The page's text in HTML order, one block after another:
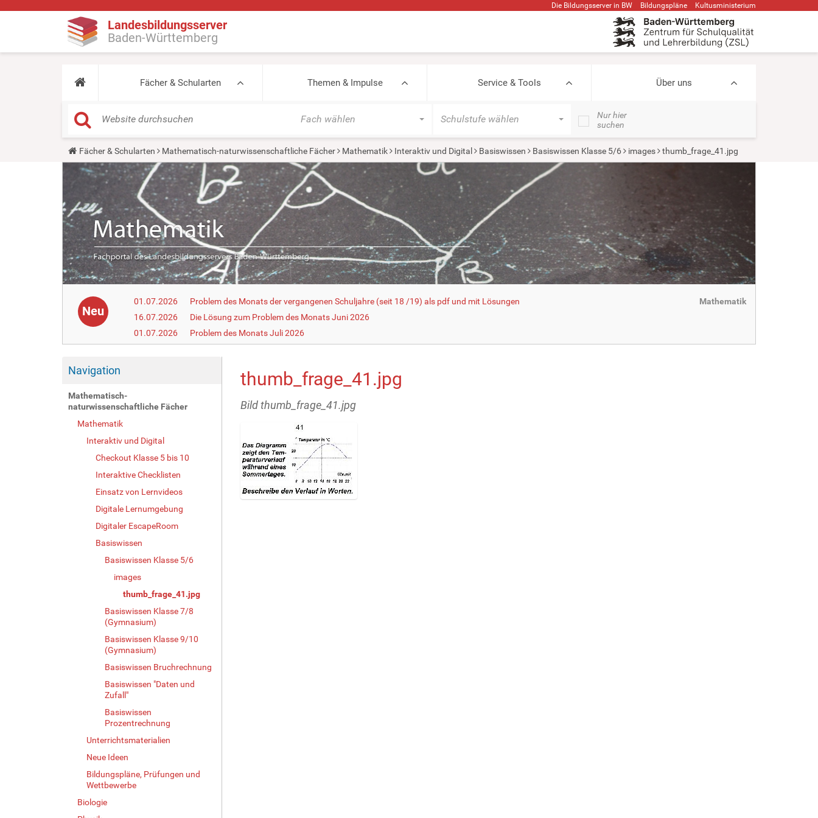
Die Bildungsserver in BW Bildungspläne Kultusministerium
Landesbildungsserver
Baden-Württemberg
Fächer & Schularten Themen & Impulse Service & Tools Über uns
Fach wählen Schulstufe wählen
Nur hier
suchen
Y
o
h
e
r
e
Fächer & Schularten Mathematisch-naturwissenschaftliche Fächer Mathematik Interaktiv und Digital Basiswissen Basiswissen Klasse 5/6 images thumb_frage_41.jpg
Neu
01.07.2026
Problem des Monats der vergangenen Schuljahre (seit 18 /19) als pdf und mit Lösungen
16.07.2026
Die Lösung zum Problem des Monats Juni 2026
01.07.2026
Problem des Monats Juli 2026
Mathematik
Navigation
Mathematisch-
naturwissenschaftliche Fächer
Mathematik
Interaktiv und Digital
Checkout Klasse 5 bis 10
Interaktive Checklisten
Einsatz von Lernvideos
Digitale Lernumgebung
Digitaler EscapeRoom
Basiswissen
Basiswissen Klasse 5/6
images
thumb_frage_41.jpg
Basiswissen Klasse 7/8
(Gymnasium)
Basiswissen Klasse 9/10
(Gymnasium)
Basiswissen Bruchrechnung
Basiswissen "Daten und
Zufall"
Basiswissen
Prozentrechnung
Unterrichtsmaterialien
Neue Ideen
Bildungspläne, Prüfungen und
Wettbewerbe
Biologie
thumb_frage_41.jpg
Bild thumb_frage_41.jpg